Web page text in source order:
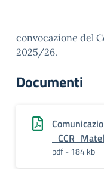
convocazione del
2025/26.
Documenti
pdf - 184 kb